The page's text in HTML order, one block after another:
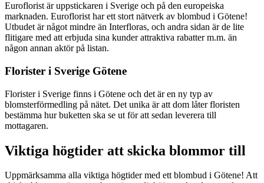
Euroflorist är uppstickaren i Sverige och på den europeiska
marknaden. Euroflorist har ett stort nätverk av blombud i Götene!
Utbudet är något mindre än Interfloras, och andra sidan är de lite
flitigare med att erbjuda sina kunder attraktiva rabatter m.m. än
någon annan aktör på listan.
Florister i Sverige Götene
Florister i Sverige finns i Götene och det är en ny typ av
blomsterförmedling på nätet. Det unika är att dom låter floristen
bestämma hur buketten ska se ut för att sedan leverera till
mottagaren.
Viktiga högtider att skicka blommor till
Uppmärksamma alla viktiga högtider med ett blombud i Götene! Att